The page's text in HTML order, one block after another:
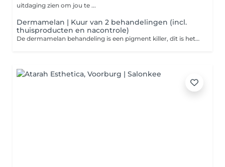
uitdaging zien om jou te ...
Dermamelan | Kuur van 2 behandelingen (incl.
thuisproducten en nacontrole)
De dermamelan behandeling is een pigment killer, dit is hetzelfde als de Cosmelan behandeling, maar deze is 30% sterker dan een Cosmelan behandeling.